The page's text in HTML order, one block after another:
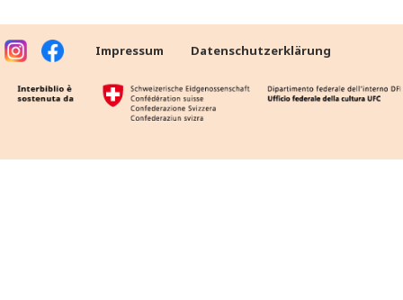
Impressum Datenschutzerklärung